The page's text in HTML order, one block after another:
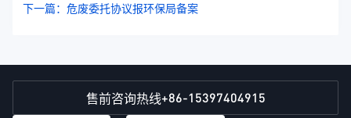
下一篇：危废委托协议报环保局备案
售前咨询热线+86-15397404915